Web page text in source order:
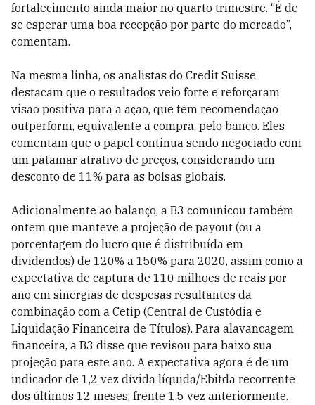
fortalecimento ainda maior no quarto trimestre. “É de
se esperar uma boa recepção por parte do mercado”,
comentam.
Na mesma linha, os analistas do Credit Suisse
destacam que o resultados veio forte e reforçaram
visão positiva para a ação, que tem recomendação
outperform, equivalente a compra, pelo banco. Eles
comentam que o papel continua sendo negociado com
um patamar atrativo de preços, considerando um
desconto de 11% para as bolsas globais.
Adicionalmente ao balanço, a B3 comunicou também
ontem que manteve a projeção de payout (ou a
porcentagem do lucro que é distribuída em
dividendos) de 120% a 150% para 2020, assim como a
expectativa de captura de 110 milhões de reais por
ano em sinergias de despesas resultantes da
combinação com a Cetip (Central de Custódia e
Liquidação Financeira de Títulos). Para alavancagem
financeira, a B3 disse que revisou para baixo sua
projeção para este ano. A expectativa agora é de um
indicador de 1,2 vez dívida líquida/Ebitda recorrente
dos últimos 12 meses, frente 1,5 vez anteriormente.